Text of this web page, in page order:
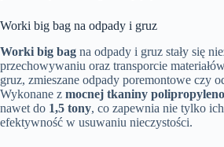
Worki big bag na odpady i gruz
Worki big bag na odpady i gruz stały się
przechowywaniu oraz transporcie
gruz, zmieszane odpady poremontowe czy
Wykonane z mocnej tkaniny
nawet do 1,5 tony, co zapewnia nie tylko
efektywność w usuwaniu nieczystości.